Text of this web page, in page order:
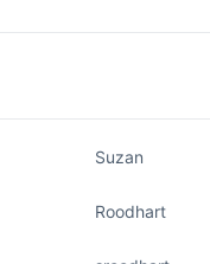
Suzan
Roodhart